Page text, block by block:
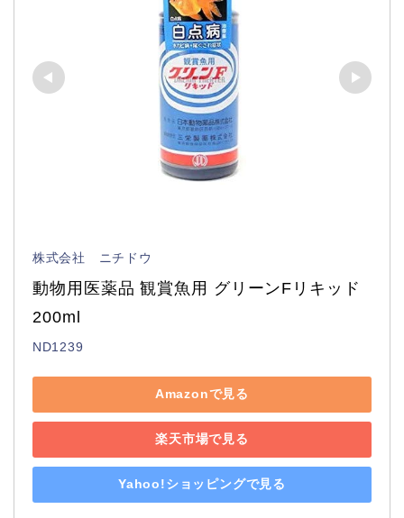
株式会社 ニチドウ
動物用医薬品 観賞魚用 グリーンFリキッド
200ml
ND1239
Amazonで見る
楽天市場で見る
Yahoo!ショッピングで見る